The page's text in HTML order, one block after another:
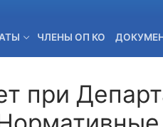
ЧЛЕНЫ ОП КО
при